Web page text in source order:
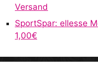
Versand
SportSpar: ellesse
1,00€